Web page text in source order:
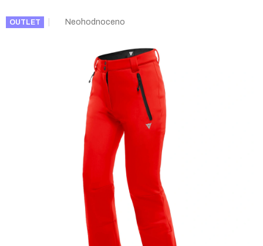
OUTLET
Průměrné
hvězdiček.
Neohodnoceno